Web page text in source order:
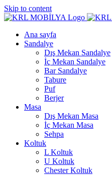
Skip to content
Ana sayfa
Sandalye
Dış Mekan Sandalye
İç Mekan Sandalye
Bar Sandalye
Tabure
Puf
Berjer
Masa
Dış Mekan Masa
İç Mekan Masa
Sehpa
Koltuk
L Koltuk
U Koltuk
Chester Koltuk